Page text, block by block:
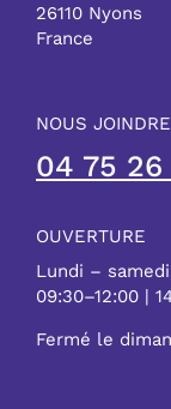
26110 Nyons
France
NOUS JOINDRE
04 75 26
OUVERTURE
Lundi –
09:30–12:00 |
Fermé le